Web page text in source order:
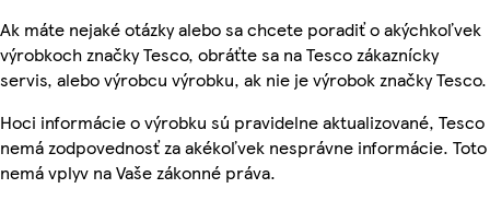
Ak máte nejaké otázky alebo sa chcete poradiť o akýchkoľvek
výrobkoch značky Tesco, obráťte sa na Tesco zákaznícky
servis, alebo výrobcu výrobku, ak nie je výrobok značky Tesco.
Hoci informácie o výrobku sú pravidelne aktualizované, Tesco
nemá zodpovednosť za akékoľvek nesprávne informácie. Toto
nemá vplyv na Vaše zákonné práva.